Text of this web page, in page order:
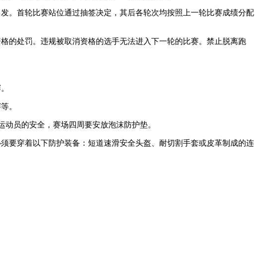
。首轮比赛站位通过抽签决定，其后各轮次均按照上一轮比赛成绩分配
的处罚。违规被取消资格的选手无法进入下一轮的比赛。禁止脱离跑
。
员的安全，赛场四周要安放泡沫防护垫。
要穿着以下防护装备：短道速滑安全头盔、耐切割手套或皮革制成的连